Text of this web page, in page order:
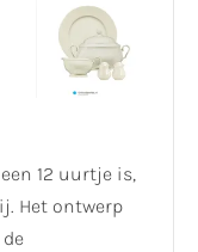
12 uurtje is,
Het ontwerp